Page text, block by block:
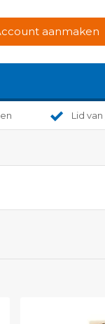
aanmaken
Lid van